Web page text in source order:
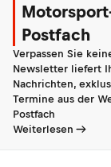
Postfach
Verpassen Sie
Newsletter liefert
Nachrichten,
Termine aus der
Postfach
Weiterlesen